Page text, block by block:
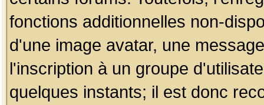
fonctions additionnelles non-
d'une image avatar, une
l'inscription à un groupe
quelques instants; il est donc